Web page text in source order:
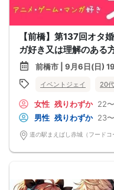
【前橋】第137回オタ
ガ好き又は理解のある
前橋市 | 9月6日(日)
イベントジェイ 20
女性 残りわずか 22
男性 残りわずか 23